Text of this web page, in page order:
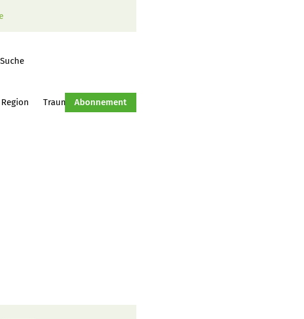
Suche
Region Traumtraktor Hof-Management
Abonnement